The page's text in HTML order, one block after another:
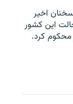
اخیر
این کشور
محکوم کرد.